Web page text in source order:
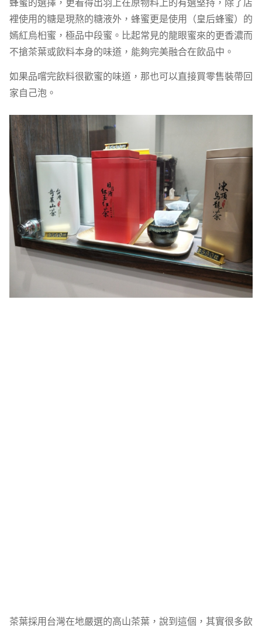
裡使用的糖是現熬的糖液外，蜂蜜更是使用（皇后蜂蜜）的
嫣紅烏桕蜜，極品中段蜜。比起常見的龍眼蜜來的更香濃而
不搶茶葉或飲料本身的味道，能夠完美融合在飲品中。
如果品嚐完飲料很歡蜜的味道，那也可以直接買零售裝帶回
家自己泡。
茶葉採用台灣在地嚴選的高山茶葉，說到這個，其實很多飲